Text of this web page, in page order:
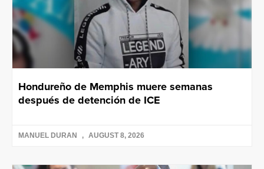
Hondureño de Memphis muere semanas
después de detención de ICE
MANUEL DURAN AUGUST 8, 2026